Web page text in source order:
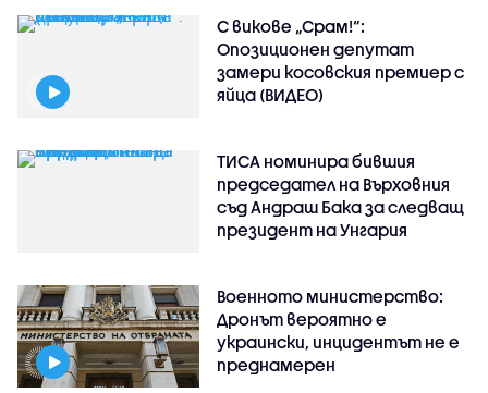
С викове „Срам!“:
Опозиционен депутат
замери косовския премиер с
яйца (ВИДЕО)
ТИСА номинира бившия
председател на Върховния
съд Андраш Бака за следващ
президент на Унгария
Военното министерство:
Дронът вероятно е
украински, инцидентът не е
преднамерен